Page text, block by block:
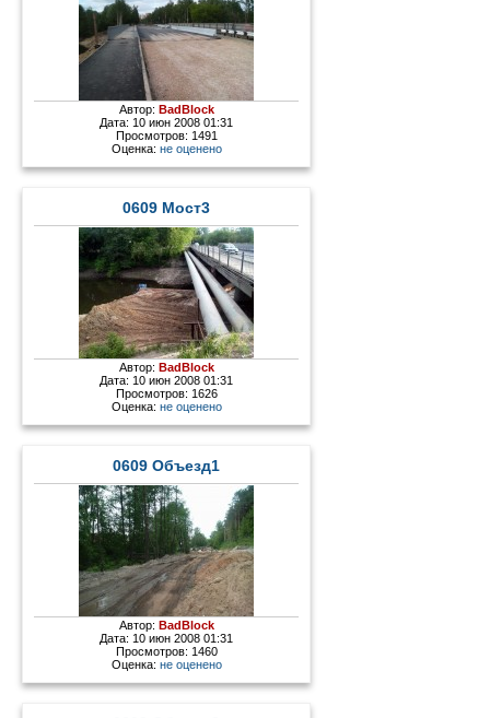
Автор: BadBlock
Дата: 10 июн 2008 01:31
Просмотров: 1491
Оценка: не оценено
0609 Мост3
Автор: BadBlock
Дата: 10 июн 2008 01:31
Просмотров: 1626
Оценка: не оценено
0609 Объезд1
Автор: BadBlock
Дата: 10 июн 2008 01:31
Просмотров: 1460
Оценка: не оценено